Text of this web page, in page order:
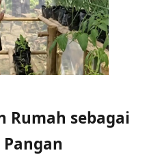
Rumah sebagai